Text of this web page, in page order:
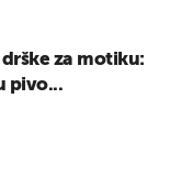
za motiku:
pivo...